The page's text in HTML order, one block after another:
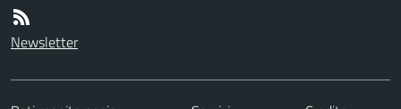
Newsletter